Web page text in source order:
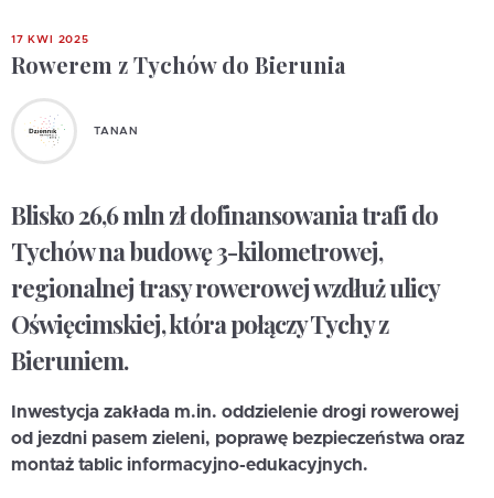
17 KWI 2025
Rowerem z Tychów do Bierunia
TANAN
Blisko 26,6 mln zł dofinansowania trafi do
Tychów na budowę 3-kilometrowej,
regionalnej trasy rowerowej wzdłuż ulicy
Oświęcimskiej, która połączy Tychy z
Bieruniem.
Inwestycja zakłada m.in. oddzielenie drogi rowerowej
od jezdni pasem zieleni, poprawę bezpieczeństwa oraz
montaż tablic informacyjno-edukacyjnych.